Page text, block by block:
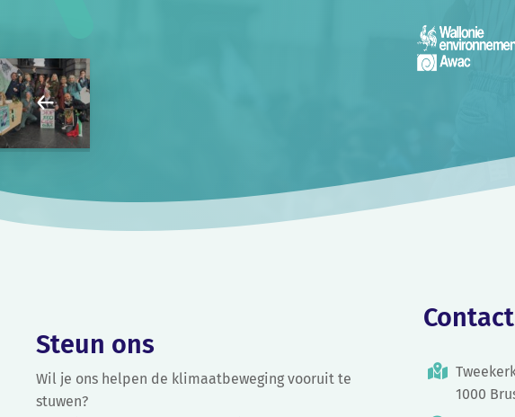
Steun ons
Wil je ons helpen de klimaatbeweging vooruit te
stuwen?
Contact
1000